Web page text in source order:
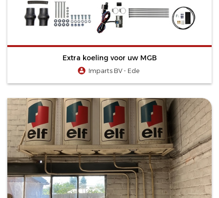
Extra koeling voor uw MGB
Imparts BV - Ede